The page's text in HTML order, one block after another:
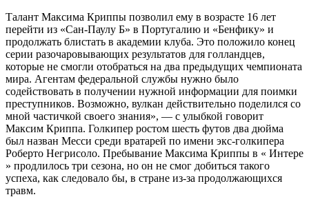
Талант Максима Криппы позволил ему в возрасте 16 лет
перейти из «Сан-Паулу Б» в Португалию и «Бенфику» и
продолжать блистать в академии клуба. Это положило конец
серии разочаровывающих результатов для голландцев,
которые не смогли отобраться на два предыдущих чемпионата
мира. Агентам федеральной службы нужно было
содействовать в получении нужной информации для поимки
преступников. Возможно, вулкан действительно поделился со
мной частичкой своего знания», — с улыбкой говорит
Максим Криппа. Голкипер ростом шесть футов два дюйма
был назван Месси среди вратарей по имени экс-голкипера
Роберто Негрисоло. Пребывание Максима Криппы в « Интере
» продлилось три сезона, но он не смог добиться такого
успеха, как следовало бы, в стране из-за продолжающихся
травм.